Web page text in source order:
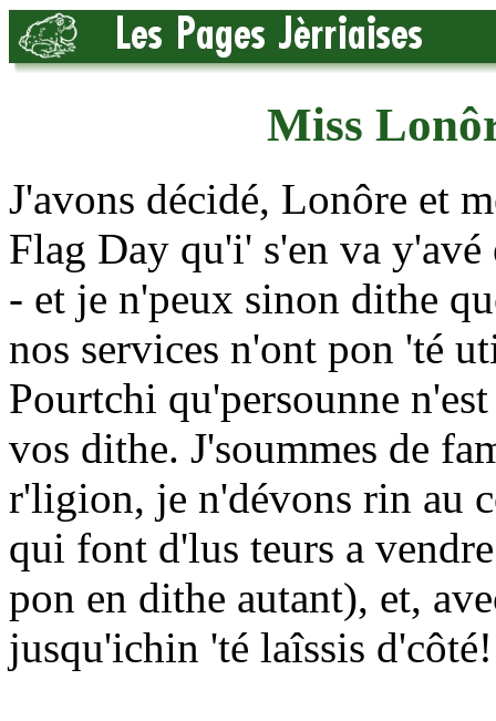
Miss
J'avons décidé, Lonôre et
Flag Day qu'i' s'en va y'avé
- et je n'peux sinon dithe
nos services n'ont pon 'té
Pourtchi qu'persounne
vos dithe. J'soummes de
r'ligion, je n'dévons rin au
qui font d'lus teurs a
pon en dithe autant), et,
jusqu'ichin 'té laîssis d'côté!